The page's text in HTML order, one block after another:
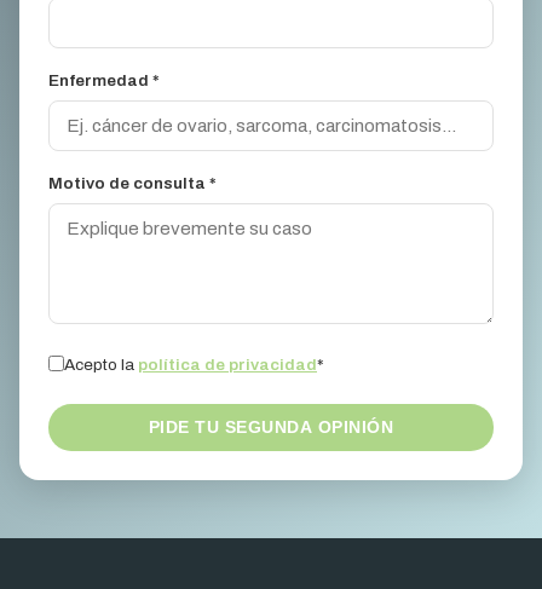
Enfermedad *
Motivo de consulta *
Acepto la política de privacidad*
PIDE TU SEGUNDA OPINIÓN